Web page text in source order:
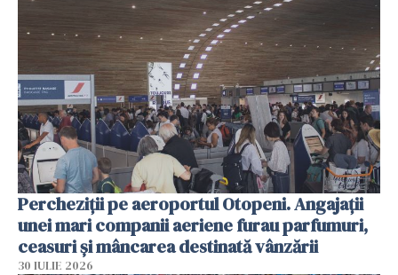
Percheziții pe aeroportul Otopeni. Angajații
unei mari companii aeriene furau parfumuri,
ceasuri și mâncarea destinată vânzării
30 IULIE 2026